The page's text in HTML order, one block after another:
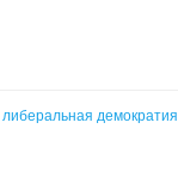
демократия